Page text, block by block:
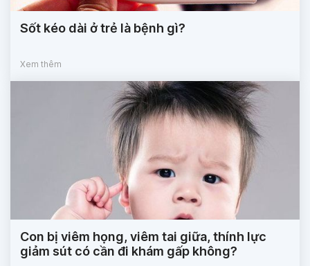
Sốt kéo dài ở trẻ là bệnh gì?
Xem thêm
Con bị viêm họng, viêm tai giữa, thính lực
giảm sút có cần đi khám gấp không?